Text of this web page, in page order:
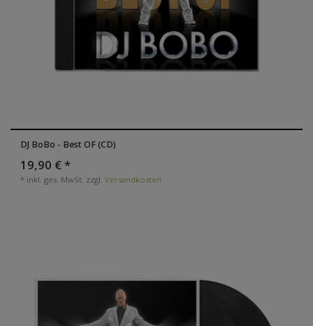
DJ BoBo - Best OF (CD)
19,90 € *
* inkl. ges. MwSt. zzgl. Versandkosten